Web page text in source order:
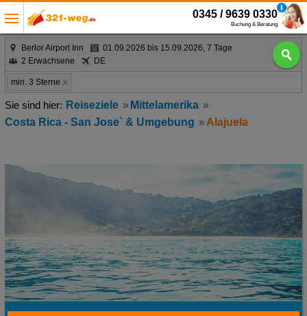
0345 / 9639 0330
Buchung & Beratung
Berlor Airport Inn
01.09.2026 bis 15.09.2026, 7 Tage
2 Erwachsene
DE
min. 3 Sterne
Reiseziele
Mittelamerika
Costa Rica - San Jose` & Umgebung
Alajuela